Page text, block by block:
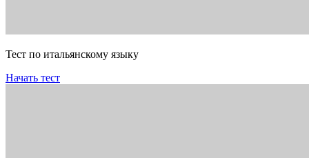
Тест по итальянскому языку
Начать тест